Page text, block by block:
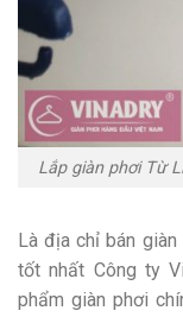
Lắp giàn phơi Từ
Là địa chỉ bán
tốt nhất Công ty
phẩm giàn phơi